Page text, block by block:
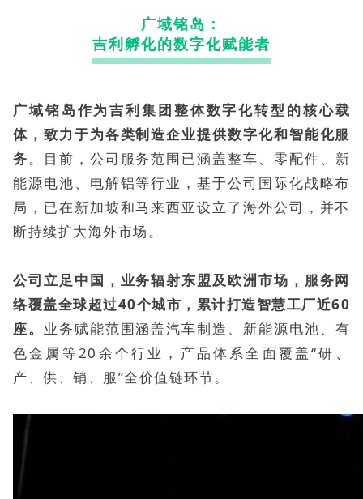
广域铭岛：
吉利孵化的数字化赋能者
广域铭岛作为吉利集团整体数字化转型的核心载
体，致力于为各类制造企业提供数字化和智能化服
务。目前，公司服务范围已涵盖整车、零配件、新
能源电池、电解铝等行业，基于公司国际化战略布
局，已在新加坡和马来西亚设立了海外公司，并不
断持续扩大海外市场。
公司立足中国，业务辐射东盟及欧洲市场，服务网
络覆盖全球超过40个城市，累计打造智慧工厂近60
座。 业务赋能范围涵盖汽车制造、新能源电池、有
色金属等20余个行业，产品体系全面覆盖“研、
产、供、销、服”全价值链环节。